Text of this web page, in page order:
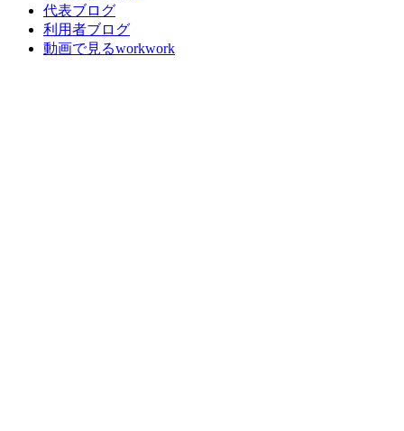
代表ブログ
利用者ブログ
動画で見るworkwork